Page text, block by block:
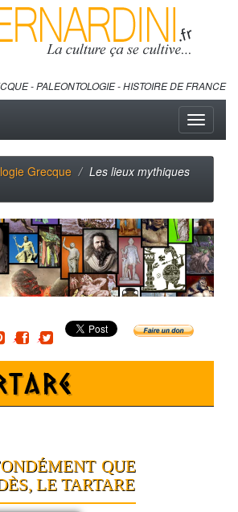
- PALEONTOLOGIE - HISTOIRE DE FRANCE
Toggle
Grecque
Les lieux mythiques
QUE
LE TARTARE